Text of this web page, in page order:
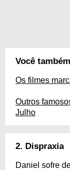
Você
Os filmes
Outros
Julho
2. Dispraxia
Daniel sofre